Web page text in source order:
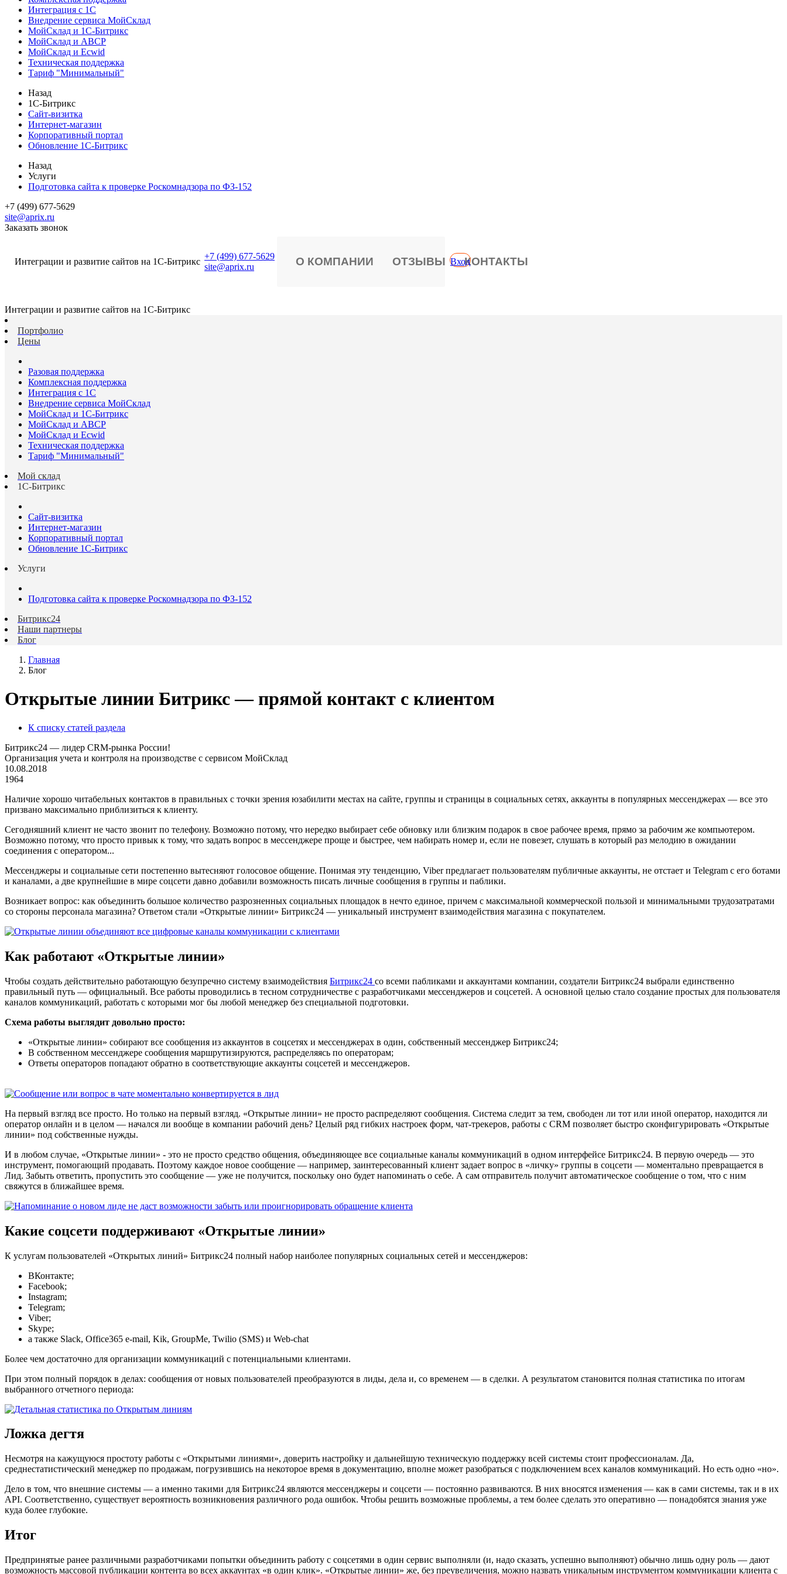
Интеграция с 1С
Внедрение сервиса МойСклад
МойСклад и 1С-Битрикс
МойСклад и ABCP
МойСклад и Ecwid
Техническая поддержка
Тариф "Минимальный"
Назад
1С-Битрикс
Сайт-визитка
Интернет-магазин
Корпоративный портал
Обновление 1С-Битрикс
Назад
Услуги
Подготовка сайта к проверке Роскомнадзора по ФЗ-152
+7 (499) 677-5629
site@aprix.ru
Заказать звонок
Интеграции и развитие сайтов на 1С-Битрикс
+7 (499) 677-5629
site@aprix.ru
О КОМПАНИИ ОТЗЫВЫ КОНТАКТЫ
Вход
Интеграции и развитие сайтов на 1С-Битрикс
Портфолио
Цены
Разовая поддержка
Комплексная поддержка
Интеграция с 1С
Внедрение сервиса МойСклад
МойСклад и 1С-Битрикс
МойСклад и ABCP
МойСклад и Ecwid
Техническая поддержка
Тариф "Минимальный"
Мой склад
1С-Битрикс
Сайт-визитка
Интернет-магазин
Корпоративный портал
Обновление 1С-Битрикс
Услуги
Подготовка сайта к проверке Роскомнадзора по ФЗ-152
Битрикс24
Наши партнеры
Блог
Главная
Блог
Открытые линии Битрикс — прямой контакт с клиентом
К списку статей раздела
Битрикс24 — лидер CRM-рынка России!
Организация учета и контроля на производстве с сервисом МойСклад
10.08.2018
1964
Наличие хорошо читабельных контактов в правильных с точки зрения юзабилити местах на сайте, группы и страницы в социальных сетях, аккаунты в популярных мессенджерах — все это
призвано максимально приблизиться к клиенту.
Сегодняшний клиент не часто звонит по телефону. Возможно потому, что нередко выбирает себе обновку или близким подарок в свое рабочее время, прямо за рабочим же компьютером.
Возможно потому, что просто привык к тому, что задать вопрос в мессенджере проще и быстрее, чем набирать номер и, если не повезет, слушать в который раз мелодию в ожидании
соединения с оператором...
Мессенджеры и социальные сети постепенно вытесняют голосовое общение. Понимая эту тенденцию, Viber предлагает пользователям публичные аккаунты, не отстает и Telegram c его ботами
и каналами, а две крупнейшие в мире соцсети давно добавили возможность писать личные сообщения в группы и паблики.
Возникает вопрос: как объединить большое количество разрозненных социальных площадок в нечто единое, причем с максимальной коммерческой пользой и минимальными трудозатратами
со стороны персонала магазина? Ответом стали «Открытые линии» Битрикс24 — уникальный инструмент взаимодействия магазина с покупателем.
Как работают «Открытые линии»
Чтобы создать действительно работающую безупречно систему взаимодействия Битрикс24 со всеми пабликами и аккаунтами компании, создатели Битрикс24 выбрали единственно
правильный путь — официальный. Все работы проводились в тесном сотрудничестве с разработчиками мессенджеров и соцсетей. А основной целью стало создание простых для пользователя
каналов коммуникаций, работать с которыми мог бы любой менеджер без специальной подготовки.
Схема работы выглядит довольно просто:
«Открытые линии» собирают все сообщения из аккаунтов в соцсетях и мессенджерах в один, собственный мессенджер Битрикс24;
В собственном мессенджере сообщения маршрутизируются, распределяясь по операторам;
Ответы операторов попадают обратно в соответствующие аккаунты соцсетей и мессенджеров.
На первый взгляд все просто. Но только на первый взгляд. «Открытые линии» не просто распределяют сообщения. Система следит за тем, свободен ли тот или иной оператор, находитcя ли
оператор онлайн и в целом — начался ли вообще в компании рабочий день? Целый ряд гибких настроек форм, чат-трекеров, работы с CRM позволяет быстро сконфигурировать «Открытые
линии» под собственные нужды.
И в любом случае, «Открытые линии» - это не просто средство общения, объединяющее все социальные каналы коммуникаций в одном интерфейсе Битрикс24. В первую очередь — это
инструмент, помогающий продавать. Поэтому каждое новое сообщение — например, заинтересованный клиент задает вопрос в «личку» группы в соцсети — моментально превращается в
Лид. Забыть ответить, пропустить это сообщение — уже не получится, поскольку оно будет напоминать о себе. А сам отправитель получит автоматическое сообщение о том, что с ним
свяжутся в ближайшее время.
Какие соцсети поддерживают «Открытые линии»
К услугам пользователей «Открытых линий» Битрикс24 полный набор наиболее популярных социальных сетей и мессенджеров:
ВКонтакте;
Facebook;
Instagram;
Telegram;
Viber;
Skype;
а также Slack, Office365 e-mail, Kik, GroupMe, Twilio (SMS) и Web-chat
Более чем достаточно для организации коммуникаций с потенциальными клиентами.
При этом полный порядок в делах: сообщения от новых пользователей преобразуются в лиды, дела и, со временем — в сделки. А результатом становится полная статистика по итогам
выбранного отчетного периода:
Ложка дегтя
Несмотря на кажущуюся простоту работы с «Открытыми линиями», доверить настройку и дальнейшую техническую поддержку всей системы стоит профессионалам. Да,
среднестатистический менеджер по продажам, погрузившись на некоторое время в документацию, вполне может разобраться с подключением всех каналов коммуникаций. Но есть одно «но».
Дело в том, что внешние системы — а именно такими для Битрикс24 являются мессенджеры и соцсети — постоянно развиваются. В них вносятся изменения — как в сами системы, так и в их
API. Соответственно, существует вероятность возникновения различного рода ошибок. Чтобы решить возможные проблемы, а тем более сделать это оперативно — понадобятся знания уже
куда более глубокие.
Итог
Предпринятые ранее различными разработчиками попытки объединить работу с соцсетями в один сервис выполняли (и, надо сказать, успешно выполняют) обычно лишь одну роль — дают
возможность массовой публикации контента во всех аккаунтах «в один клик». «Открытые линии» же, без преувеличения, можно назвать уникальным инструментом коммуникации клиента с